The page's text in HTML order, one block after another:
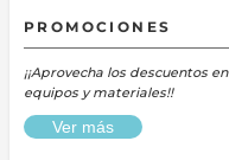
PROMOCIONES
¡¡Aprovecha los descuentos en
equipos y materiales!!
Ver más